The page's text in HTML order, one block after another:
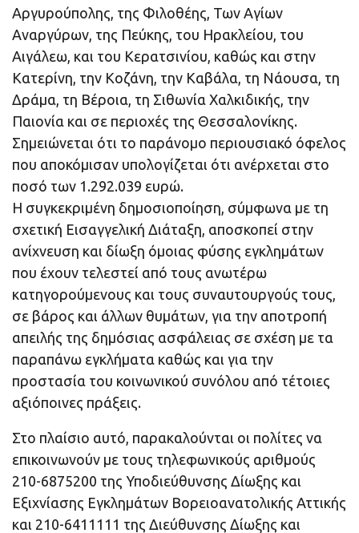
Αργυρούπολης, της Φιλοθέης, Των Αγίων
Αναργύρων, της Πεύκης, του Ηρακλείου, του
Αιγάλεω, και του Κερατσινίου, καθώς και στην
Κατερίνη, την Κοζάνη, την Καβάλα, τη Νάουσα, τη
Δράμα, τη Βέροια, τη Σιθωνία Χαλκιδικής, την
Παιονία και σε περιοχές της Θεσσαλονίκης.
Σημειώνεται ότι το παράνομο περιουσιακό όφελος
που αποκόμισαν υπολογίζεται ότι ανέρχεται στο
ποσό των 1.292.039 ευρώ.
Η συγκεκριμένη δημοσιοποίηση, σύμφωνα με τη
σχετική Εισαγγελική Διάταξη, αποσκοπεί στην
ανίχνευση και δίωξη όμοιας φύσης εγκλημάτων
που έχουν τελεστεί από τους ανωτέρω
κατηγορούμενους και τους συναυτουργούς τους,
σε βάρος και άλλων θυμάτων, για την αποτροπή
απειλής της δημόσιας ασφάλειας σε σχέση με τα
παραπάνω εγκλήματα καθώς και για την
προστασία του κοινωνικού συνόλου από τέτοιες
αξιόποινες πράξεις.
Στο πλαίσιο αυτό, παρακαλούνται οι πολίτες να
επικοινωνούν με τους τηλεφωνικούς αριθμούς
210-6875200 της Υποδιεύθυνσης Δίωξης και
Εξιχνίασης Εγκλημάτων Βορειοανατολικής Αττικής
και 210-6411111 της Διεύθυνσης Δίωξης και